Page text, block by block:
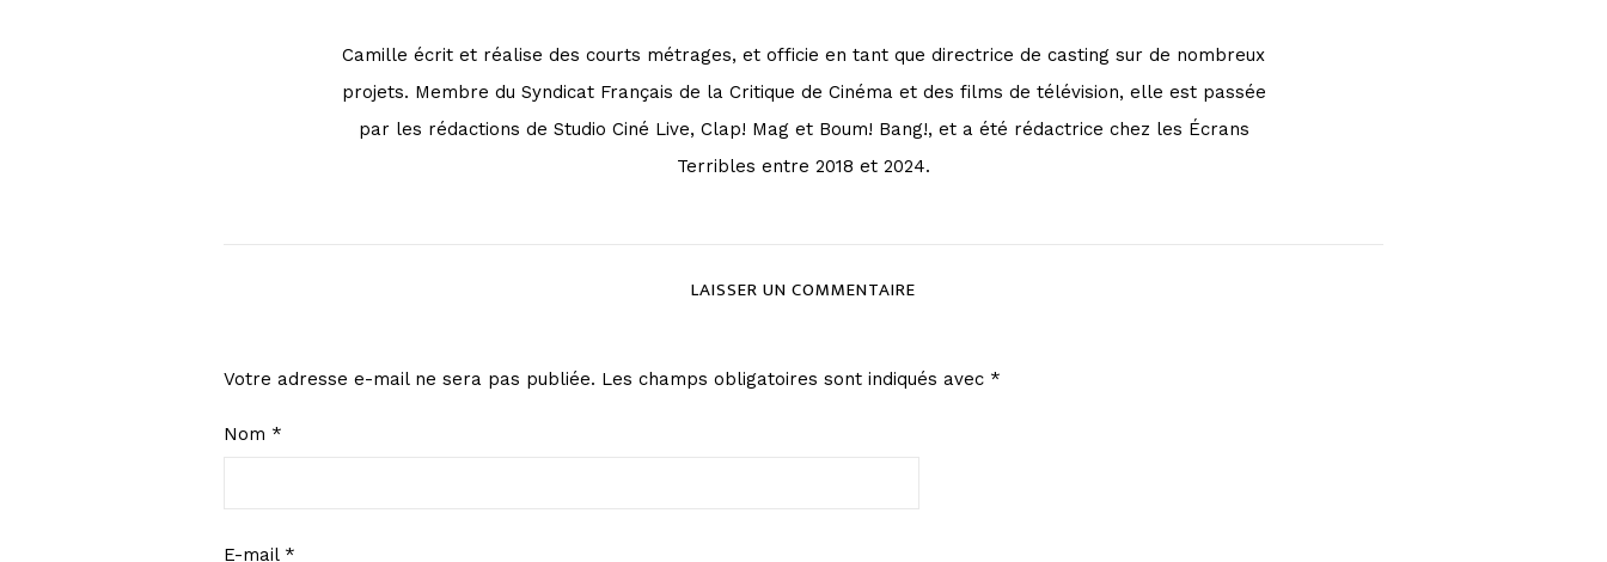
Camille écrit et réalise des courts métrages, et officie en tant que directrice de casting sur de nombreux
projets. Membre du Syndicat Français de la Critique de Cinéma et des films de télévision, elle est passée
par les rédactions de Studio Ciné Live, Clap! Mag et Boum! Bang!, et a été rédactrice chez les Écrans
Terribles entre 2018 et 2024.
LAISSER UN COMMENTAIRE
Votre adresse e-mail ne sera pas publiée. Les champs obligatoires sont indiqués avec *
Nom *
E-mail *